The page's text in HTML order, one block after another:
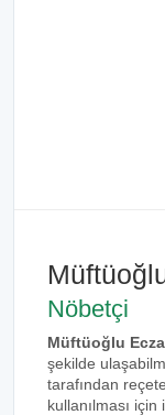
Nöbetçi
Müftüoğlu
şekilde
tarafından
kullanılması için